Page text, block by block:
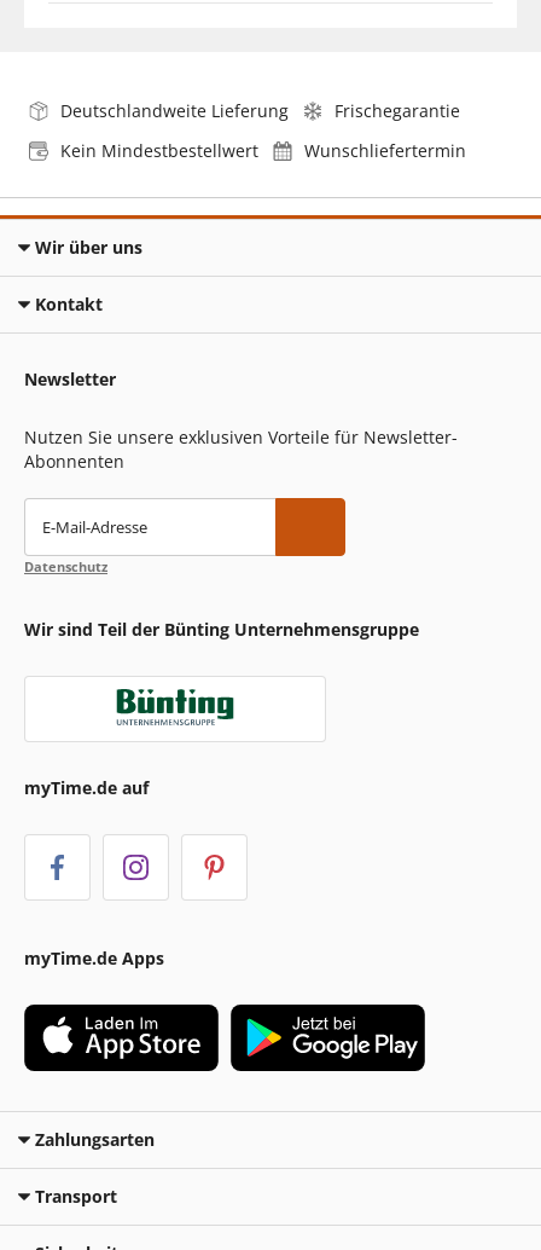
Deutschlandweite Lieferung
Frischegarantie
Kein Mindestbestellwert
Wunschliefertermin
Wir über uns
Kontakt
Newsletter
Nutzen Sie unsere exklusiven Vorteile für Newsletter-
Abonnenten
E-Mail-Adresse
Datenschutz
Wir sind Teil der Bünting Unternehmensgruppe
myTime.de auf
myTime.de Apps
Zahlungsarten
Transport